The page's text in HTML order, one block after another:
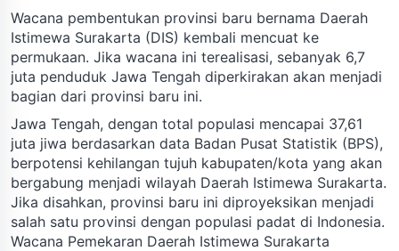
Wacana pembentukan provinsi baru bernama Daerah
Istimewa Surakarta (DIS) kembali mencuat ke
permukaan. Jika wacana ini terealisasi, sebanyak 6,7
juta penduduk Jawa Tengah diperkirakan akan menjadi
bagian dari provinsi baru ini.
Jawa Tengah, dengan total populasi mencapai 37,61
juta jiwa berdasarkan data Badan Pusat Statistik (BPS),
berpotensi kehilangan tujuh kabupaten/kota yang akan
bergabung menjadi wilayah Daerah Istimewa Surakarta.
Jika disahkan, provinsi baru ini diproyeksikan menjadi
salah satu provinsi dengan populasi padat di Indonesia.
Wacana Pemekaran Daerah Istimewa Surakarta